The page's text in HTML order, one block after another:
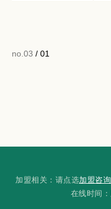
no.03 / 01
加盟相关：请点选加盟咨询
在线时间